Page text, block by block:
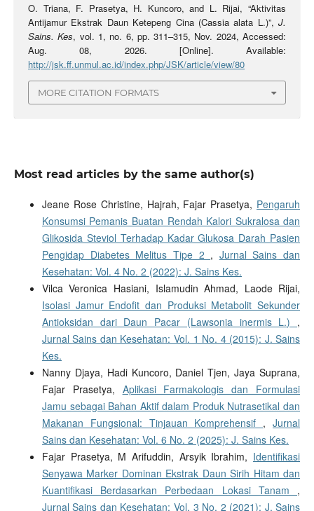
O. Triana, F. Prasetya, H. Kuncoro, and L. Rijai, “Aktivitas
Antijamur Ekstrak Daun Ketepeng Cina (Cassia alata L.)”,J.
Sains. Kes, vol. 1, no. 6, pp. 311–315, Nov. 2024, Accessed:
Aug. 08, 2026. [Online]. Available:
http://jsk.ff.unmul.ac.id/index.php/JSK/article/view/80
MORE CITATION FORMATS
Most read articles by the same author(s)
Jeane Rose Christine, Hajrah, Fajar Prasetya, Pengaruh
Konsumsi Pemanis Buatan Rendah Kalori Sukralosa dan
Glikosida Steviol Terhadap Kadar Glukosa Darah Pasien
Pengidap Diabetes Melitus Tipe 2 , Jurnal Sains dan
Kesehatan: Vol. 4 No. 2 (2022): J. Sains Kes.
Vilca Veronica Hasiani, Islamudin Ahmad, Laode Rijai,
Isolasi Jamur Endofit dan Produksi Metabolit Sekunder
Antioksidan dari Daun Pacar (Lawsonia inermis L.) ,
Jurnal Sains dan Kesehatan: Vol. 1 No. 4 (2015): J. Sains
Kes.
Nanny Djaya, Hadi Kuncoro, Daniel Tjen, Jaya Suprana,
Fajar Prasetya, Aplikasi Farmakologis dan Formulasi
Jamu sebagai Bahan Aktif dalam Produk Nutrasetikal dan
Makanan Fungsional: Tinjauan Komprehensif ,Jurnal
Sains dan Kesehatan: Vol. 6 No. 2 (2025): J. Sains Kes.
Fajar Prasetya, M Arifuddin, Arsyik Ibrahim, Identifikasi
Senyawa Marker Dominan Ekstrak Daun Sirih Hitam dan
Kuantifikasi Berdasarkan Perbedaan Lokasi Tanam ,
Jurnal Sains dan Kesehatan: Vol. 3 No. 2 (2021): J. Sains